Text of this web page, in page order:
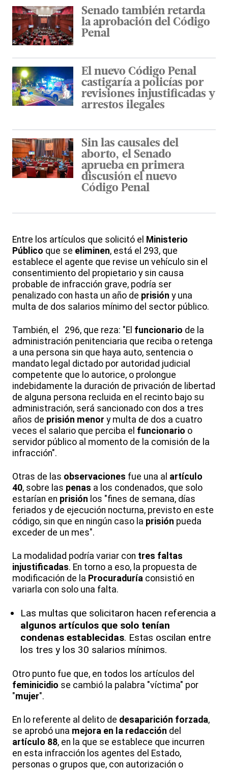
Senado también retarda
la aprobación del Código
Penal
El nuevo Código Penal
castigaría a policías por
revisiones injustificadas y
arrestos ilegales
Sin las causales del
aborto, el Senado
aprueba en primera
discusión el nuevo
Código Penal
Entre los artículos que solicitó el Ministerio
Público que se eliminen, está el 293, que
establece el agente que revise un vehículo sin el
consentimiento del propietario y sin causa
probable de infracción grave, podría ser
penalizado con hasta un año de prisión y una
multa de dos salarios mínimo del sector público.
También, el 296, que reza: "El funcionario de la
administración penitenciaria que reciba o retenga
a una persona sin que haya auto, sentencia o
mandato legal dictado por autoridad judicial
competente que lo autorice, o prolongue
indebidamente la duración de privación de libertad
de alguna persona recluida en el recinto bajo su
administración, será sancionado con dos a tres
años de prisión menor y multa de dos a cuatro
veces el salario que perciba el funcionario o
servidor público al momento de la comisión de la
infracción".
Otras de las observaciones fue una al artículo
40, sobre las penas a los condenados, que solo
estarían en prisión los "fines de semana, días
feriados y de ejecución nocturna, previsto en este
código, sin que en ningún caso la prisión pueda
exceder de un mes".
La modalidad podría variar con tres faltas
injustificadas. En torno a eso, la propuesta de
modificación de la Procuraduría consistió en
variarla con solo una falta.
Las multas que solicitaron hacen referencia a
algunos artículos que solo tenían
condenas establecidas. Estas oscilan entre
los tres y los 30 salarios mínimos.
Otro punto fue que, en todos los artículos del
feminicidio se cambió la palabra "víctima" por
"mujer".
En lo referente al delito de desaparición forzada,
se aprobó una mejora en la redacción del
artículo 88, en la que se establece que incurren
en esta infracción los agentes del Estado,
personas o grupos que, con autorización o